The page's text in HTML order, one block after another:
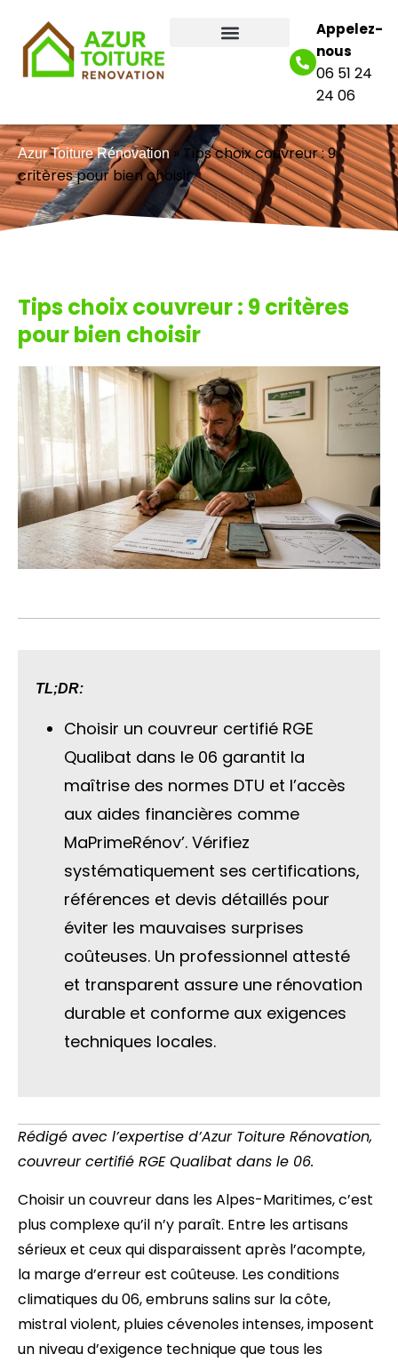
Appelez-
nous
06 51 24
24 06
Azur Toiture Rénovation»Tips choix couvreur : 9
critères pour bien choisir
Tips choix couvreur : 9 critères
pour bien choisir
TL;DR:
Choisir un couvreur certifié RGE
Qualibat dans le 06 garantit la
maîtrise des normes DTU et l’accès
aux aides financières comme
MaPrimeRénov’. Vérifiez
systématiquement ses certifications,
références et devis détaillés pour
éviter les mauvaises surprises
coûteuses. Un professionnel attesté
et transparent assure une rénovation
durable et conforme aux exigences
techniques locales.
Rédigé avec l’expertise d’Azur Toiture Rénovation,
couvreur certifié RGE Qualibat dans le 06.
Choisir un couvreur dans les Alpes-Maritimes, c’est
plus complexe qu’il n’y paraît. Entre les artisans
sérieux et ceux qui disparaissent après l’acompte,
la marge d’erreur est coûteuse. Les conditions
climatiques du 06, embruns salins sur la côte,
mistral violent, pluies cévenoles intenses, imposent
un niveau d’exigence technique que tous les